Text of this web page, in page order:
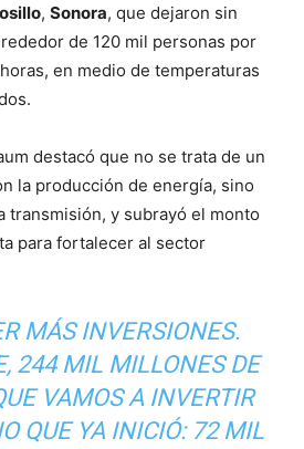
, Sonora, que dejaron sin
de 120 mil personas por
en medio de temperaturas
destacó que no se trata de un
la producción de energía, sino
transmisión, y subrayó el monto
para fortalecer al sector
MÁS INVERSIONES.
244 MIL MILLONES DE
VAMOS A INVERTIR
QUE YA INICIÓ: 72 MIL